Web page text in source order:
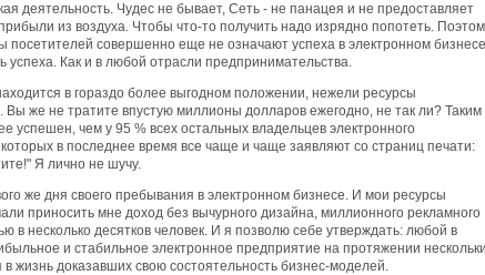
деятельность. Чудес не бывает, Сеть - не панацея и не предоставляет
из воздуха. Чтобы что-то получить надо изрядно попотеть.
совершенно еще не означают успеха в электронном
Как и в любой отрасли предпринимательства.
в гораздо более выгодном положении, нежели ресурсы
же не тратите впустую миллионы долларов ежегодно, не так ли? Таким
успешен, чем у 95 % всех остальных владельцев электронного
в последнее время все чаще и чаще заявляют со страниц печати:
Я лично не шучу.
же дня своего пребывания в электронном бизнесе. И мои ресурсы
приносить мне доход без вычурного дизайна, миллионного рекламного
в несколько десятков человек. И я позволю себе утверждать: любой в
и стабильное электронное предприятие на протяжении
жизнь доказавших свою состоятельность бизнес-моделей.